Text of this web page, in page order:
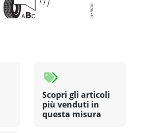
Scopri gli articoli
più venduti in
questa misura